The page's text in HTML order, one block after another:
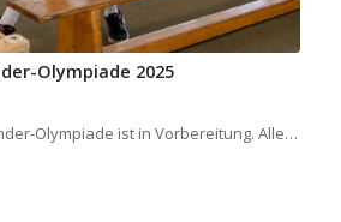
Olympiade 2025
Olympiade ist in Vorbereitung. Alle…